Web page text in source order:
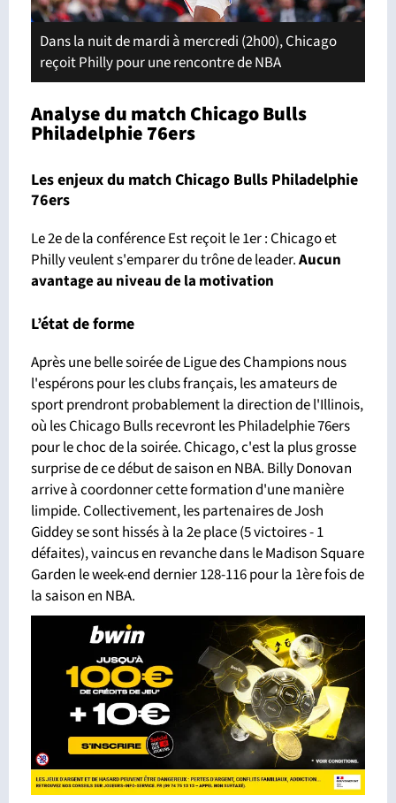
Dans la nuit de mardi à mercredi (2h00), Chicago
reçoit Philly pour une rencontre de NBA
Analyse du match Chicago Bulls
Philadelphie 76ers
Les enjeux du match Chicago Bulls Philadelphie
76ers
Le 2e de la conférence Est reçoit le 1er : Chicago et
Philly veulent s'emparer du trône de leader.Aucun
avantageau niveau de la motivation
L’état de forme
Après une belle soirée de Ligue des Champions nous
l'espérons pour les clubs français, les amateurs de
sport prendront probablement la direction de l'Illinois,
où les Chicago Bulls recevront les Philadelphie 76ers
pour le choc de la soirée. Chicago, c'est la plus grosse
surprise de ce début de saison en NBA. Billy Donovan
arrive à coordonner cette formation d'une manière
limpide. Collectivement, les partenaires de Josh
Giddey se sont hissés à la 2e place (5 victoires - 1
défaites), vaincus en revanche dans le Madison Square
Garden le week-end dernier 128-116 pour la 1ère fois de
la saison en NBA.